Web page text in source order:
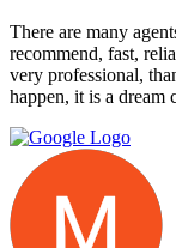
There are many
recommend, fast,
very professional,
happen, it is a dream